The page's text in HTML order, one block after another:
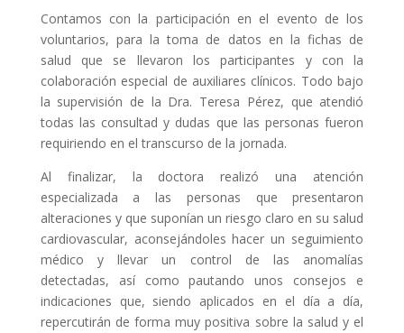
Contamos con la participación en el evento de los
voluntarios, para la toma de datos en la fichas de
salud que se llevaron los participantes y con la
colaboración especial de auxiliares clínicos. Todo bajo
la supervisión de la Dra. Teresa Pérez, que atendió
todas las consultad y dudas que las personas fueron
requiriendo en el transcurso de la jornada.
Al finalizar, la doctora realizó una atención
especializada a las personas que presentaron
alteraciones y que suponían un riesgo claro en su salud
cardiovascular, aconsejándoles hacer un seguimiento
médico y llevar un control de las anomalías
detectadas, así como pautando unos consejos e
indicaciones que, siendo aplicados en el día a día,
repercutirán de forma muy positiva sobre la salud y el